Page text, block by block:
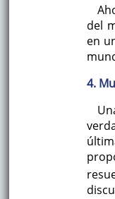
del
en
4.